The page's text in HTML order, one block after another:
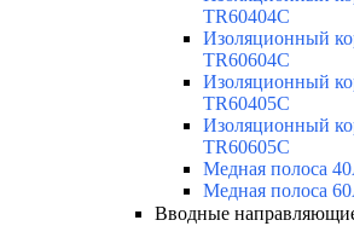
TR60404C
Изоляционный
TR60604C
Изоляционный
TR60405C
Изоляционный
TR60605C
Медная полоса
Медная полоса
Вводные